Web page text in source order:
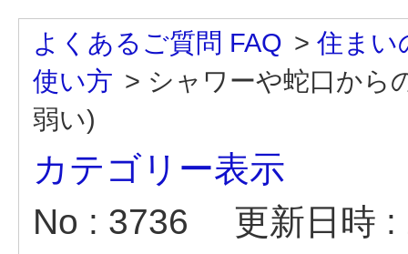
よくあるご質問 FAQ > 住まい
使い方 > シャワーや蛇口から
弱い)
カテゴリー表示
No : 3736
更新日時